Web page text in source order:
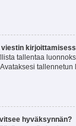
viestin
tallentaa
hyväksynnän?